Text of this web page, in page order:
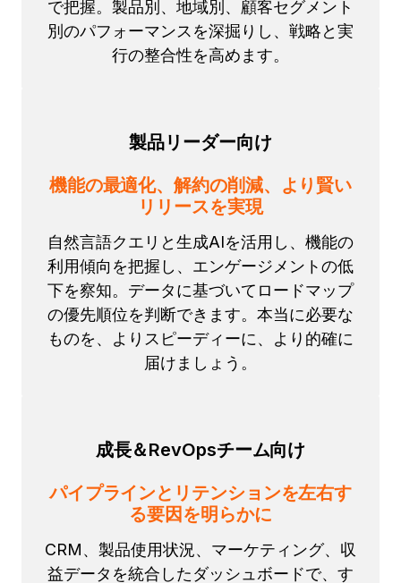
で把握。製品別、地域別、顧客セグメント
別のパフォーマンスを深掘りし、戦略と実
行の整合性を高めます。
製品リーダー向け
機能の最適化、解約の削減、より賢い
リリースを実現
自然言語クエリと生成AIを活用し、機能の
利用傾向を把握し、エンゲージメントの低
下を察知。データに基づいてロードマップ
の優先順位を判断できます。本当に必要な
ものを、よりスピーディーに、より的確に
届けましょう。
成長＆RevOpsチーム向け
パイプラインとリテンションを左右す
る要因を明らかに
CRM、製品使用状況、マーケティング、収
益データを統合したダッシュボードで、す